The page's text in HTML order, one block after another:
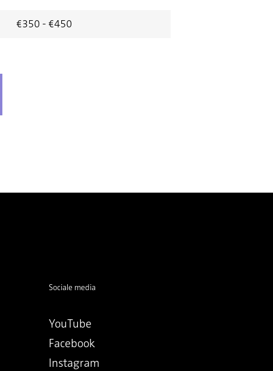
€350 - €450
Sociale media
YouTube
Facebook
Instagram